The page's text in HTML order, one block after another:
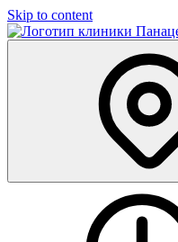
Skip to content